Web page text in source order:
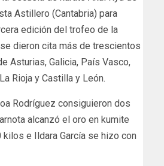
Astillero (Cantabria) para
edición del trofeo de la
dieron cita más de trescientos
Asturias, Galicia, País Vasco,
Rioja y Castilla y León.
Rodríguez consiguieron dos
alcanzó el oro en kumite
e Ildara García se hizo con